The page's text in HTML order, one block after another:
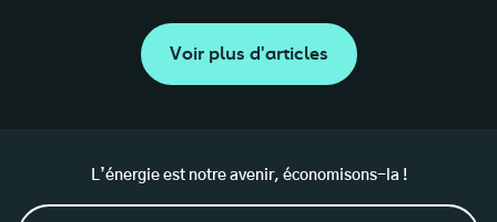
Voir plus d'articles
L’énergie est notre avenir, économisons-la !